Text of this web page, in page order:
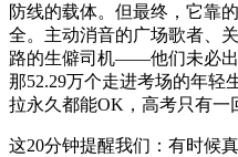
防线的载体。但最终，它靠
全。主动消音的广场歌者、
路的生僻司机——他们未必
那52.29万个走进考场的年轻
拉永久都能OK，高考只有一
这20分钟提醒我们：有时候